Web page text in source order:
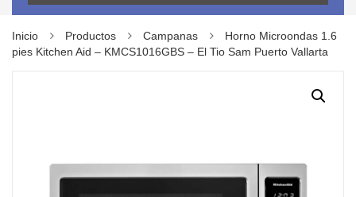
Inicio Productos Campanas
Horno Microondas 1.6
pies Kitchen Aid – KMCS1016GBS – El Tio Sam Puerto Vallarta